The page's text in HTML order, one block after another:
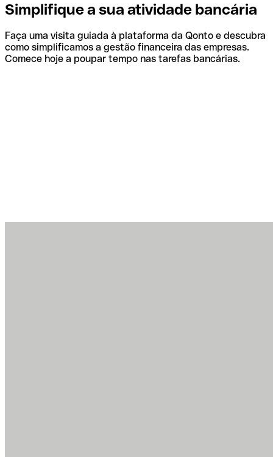
Simplifique a sua atividade bancária
Faça uma visita guiada à plataforma da Qonto e descubra
como simplificamos a gestão financeira das empresas.
Comece hoje a poupar tempo nas tarefas bancárias.